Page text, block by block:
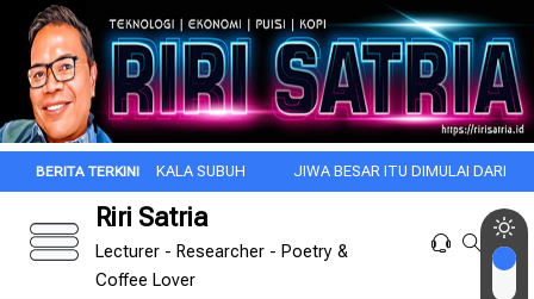
INI DI KALA SUBUH JIWA BESAR ITU DIMULAI DARI INTROSPEKSI
Riri Satria
Lecturer - Researcher - Poetry &
Coffee Lover